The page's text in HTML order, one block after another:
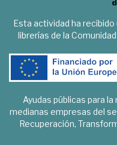
Esta actividad ha recibido
librerías de la
Ayudas públicas para
medianas empresas del
Recuperación,